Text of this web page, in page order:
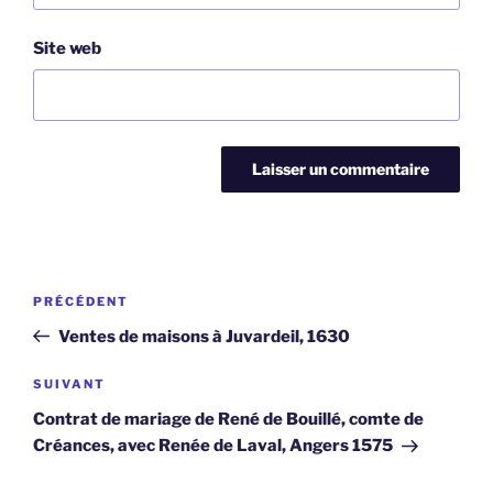
Site web
Navigation
l’article
Article
précédent
PRÉCÉDENT
Ventes de maisons à Juvardeil, 1630
Article
suivant
SUIVANT
Contrat de mariage de René de Bouillé, comte de
Créances, avec Renée de Laval, Angers 1575